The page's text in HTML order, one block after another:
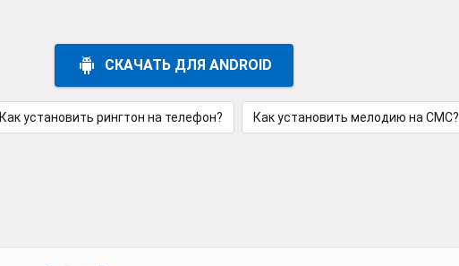
СКАЧАТЬ ДЛЯ ANDROID
Как установить рингтон на телефон? Как установить мелодию на СМС?